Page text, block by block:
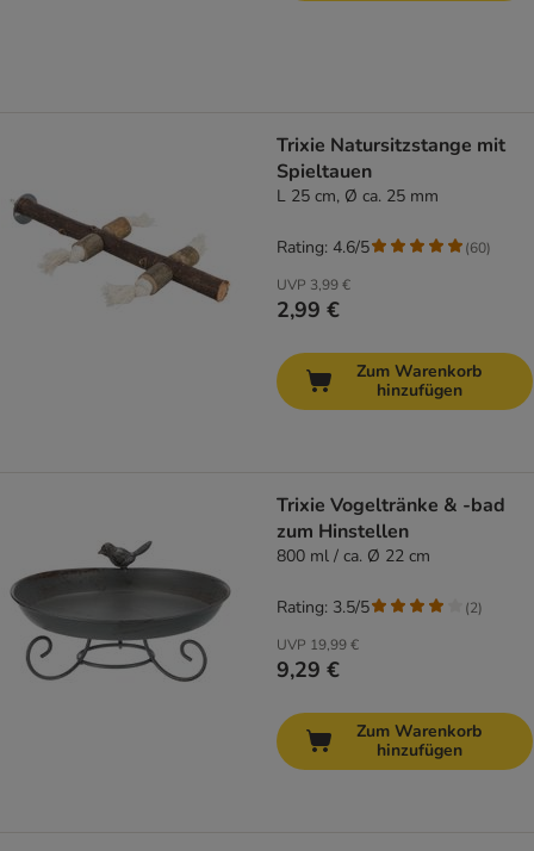
Trixie Natursitzstange mit
Spieltauen
L 25 cm, Ø ca. 25 mm
UVP 3,99 €
2,99 €
Rating: 4.6/5 (60)
Zum Warenkorb
hinzufügen
Trixie Vogeltränke & -bad
zum Hinstellen
800 ml / ca. Ø 22 cm
UVP 19,99 €
9,29 €
Rating: 3.5/5 (2)
Zum Warenkorb
hinzufügen